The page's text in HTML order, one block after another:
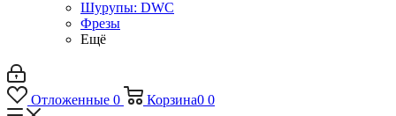
Шурупы: DWC
Фрезы
Ещё
Отложенные 0 Корзина0 0